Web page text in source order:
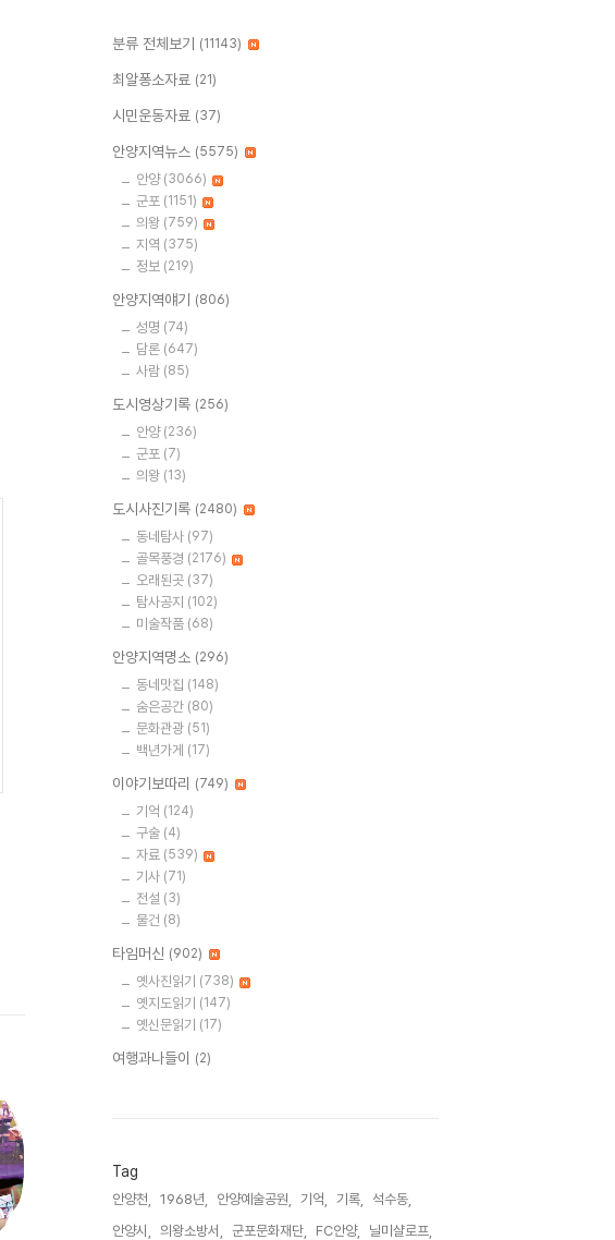
분류 전체보기 (11143)
최알퐁소자료 (21)
시민운동자료 (37)
안양지역뉴스 (5575)
안양 (3066)
군포 (1151)
의왕 (759)
지역 (375)
정보 (219)
안양지역얘기 (806)
성명 (74)
담론 (647)
사람 (85)
도시영상기록 (256)
안양 (236)
군포 (7)
의왕 (13)
도시사진기록 (2480)
동네탐사 (97)
골목풍경 (2176)
오래된곳 (37)
탐사공지 (102)
미술작품 (68)
안양지역명소 (296)
동네맛집 (148)
숨은공간 (80)
문화관광 (51)
백년가게 (17)
이야기보따리 (749)
기억 (124)
구술 (4)
자료 (539)
기사 (71)
전설 (3)
물건 (8)
타임머신 (902)
옛사진읽기 (738)
옛지도읽기 (147)
옛신문읽기 (17)
여행과나들이 (2)
Tag
안양천, 1968년, 안양예술공원, 기억, 기록,
석수동,
안양시,
의왕소방서, 군포문화재단, FC안양,
닐미샬로프,